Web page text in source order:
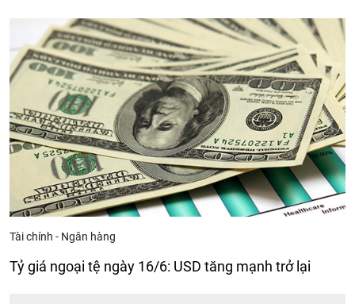
Tài chính - Ngân hàng
Tỷ giá ngoại tệ ngày 16/6: USD tăng mạnh trở lại